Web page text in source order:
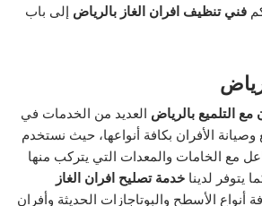
فني تنظيف افران الغاز بالرياض إلى باب
التلميع بالرياض العديد من الخدمات في
الأفران بكافة أنواعها، حيث نستخدم
مع الخامات والمعدات التي يتركب منها
يتوفر لديناخدمة تصليح افران الغاز
أنواع الأسطح والبوتاجازات الحديثة وأفران